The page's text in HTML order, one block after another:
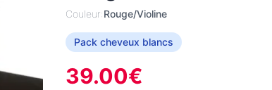
Couleur:Rouge/Violine
Pack cheveux blancs
39.00€